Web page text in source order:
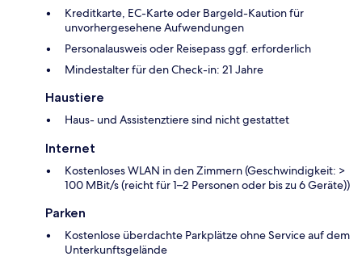
Kreditkarte, EC-Karte oder Bargeld-Kaution für
unvorhergesehene Aufwendungen
Personalausweis oder Reisepass ggf. erforderlich
Mindestalter für den Check-in: 21 Jahre
Haustiere
Haus- und Assistenztiere sind nicht gestattet
Internet
Kostenloses WLAN in den Zimmern (Geschwindigkeit: >
100 MBit/s (reicht für 1–2 Personen oder bis zu 6 Geräte))
Parken
Kostenlose überdachte Parkplätze ohne Service auf dem
Unterkunftsgelände